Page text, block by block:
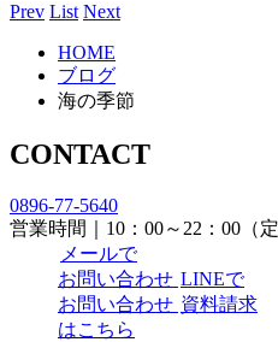
Prev List Next
HOME
ブログ
海の季節
CONTACT
0896-77-5640
営業時間｜10：00～22：00（
メールで
お問い合わせ LINEで
お問い合わせ 資料請求
はこちら